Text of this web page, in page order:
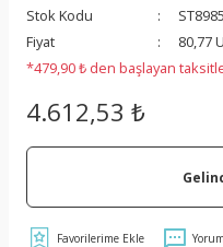
Stok Kodu
Fiyat
80,77
*479,90 ₺ den başlayan
4.612,53 ₺